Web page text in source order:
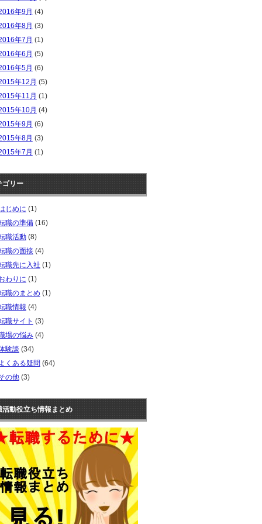
年9月 (4)
年8月 (3)
年7月 (1)
年6月 (5)
年5月 (6)
年12月 (5)
年11月 (1)
年10月 (4)
年9月 (6)
年8月 (3)
年7月 (1)
ゴリー
じめに (1)
職の準備(16)
職活動(8)
職の面接(4)
職先に入社 (1)
わりに (1)
職のまとめ (1)
職情報 (4)
職サイト (3)
場の悩み(4)
験談 (34)
くある疑問 (64)
の他(3)
活動役立ち情報まとめ